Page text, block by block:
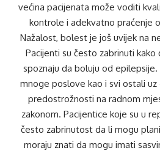
većina pacijenata može voditi
kontrole i adekvatno praćenje
Nažalost, bolest je još uvijek na
Pacijenti su često zabrinuti kako
spoznaju da boluju od
mnoge poslove kao i svi ostali
predostrožnosti na radnom
zakonom. Pacijentice koje su u
često zabrinutost da li mogu
moraju znati da mogu imati